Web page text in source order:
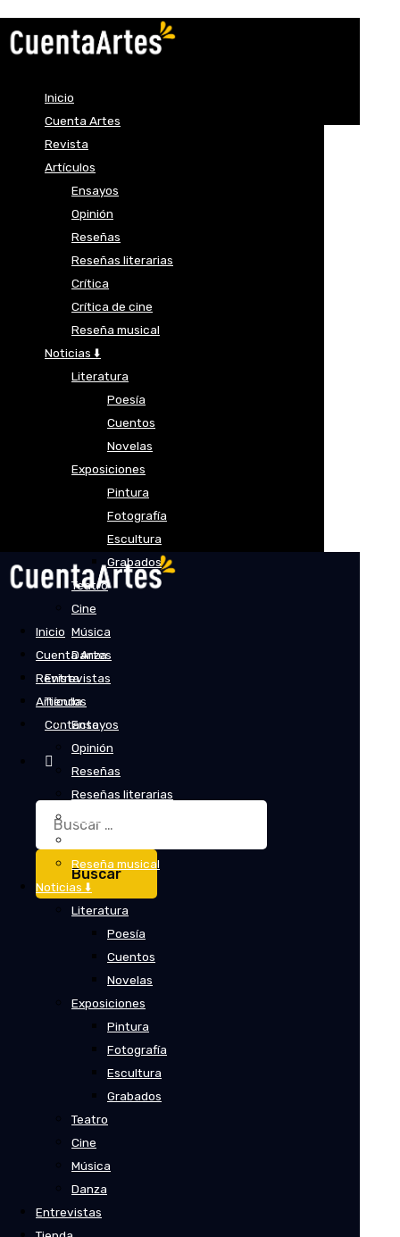
Inicio
Cuenta Artes
Revista
Artículos
Ensayos
Opinión
Reseñas
Reseñas literarias
Crítica
Crítica de cine
Reseña musical
Noticias ⬇️
Literatura
Poesía
Cuentos
Novelas
Exposiciones
Pintura
Fotografía
Escultura
Grabados
Teatro
Cine
Música
Danza
Entrevistas
Tienda
Contacto
Buscar:
Inicio
Cuenta Artes
Revista
Artículos
Ensayos
Opinión
Reseñas
Reseñas literarias
Reseña musical
Noticias ⬇️
Literatura
Poesía
Cuentos
Novelas
Exposiciones
Pintura
Fotografía
Escultura
Grabados
Teatro
Cine
Música
Danza
Entrevistas